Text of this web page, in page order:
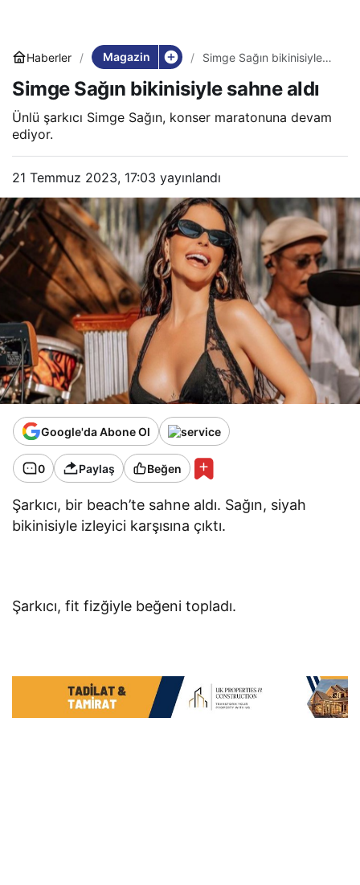
Haberler Magazin
Simge Sağın bikinisiyle
Simge Sağın bikinisiyle sahne aldı
Ünlü şarkıcı Simge Sağın, konser maratonuna devam
ediyor.
21 Temmuz 2023, 17:03 yayınlandı
Google'da Abone Ol
0 Paylaş Beğen
Şarkıcı, bir beach’te sahne aldı. Sağın, siyah
bikinisiyle izleyici karşısına çıktı.
Şarkıcı, fit fizğiyle beğeni topladı.